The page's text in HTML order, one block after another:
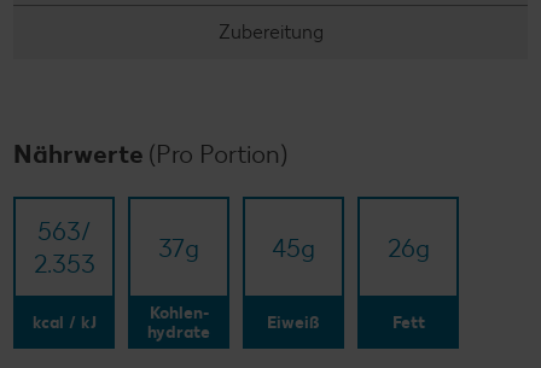
Zubereitung
Nährwerte (Pro Portion)
563/​
2.353
kcal / kJ
37g
Kohlen-
hydrate
45g
Eiweiß
26g
Fett